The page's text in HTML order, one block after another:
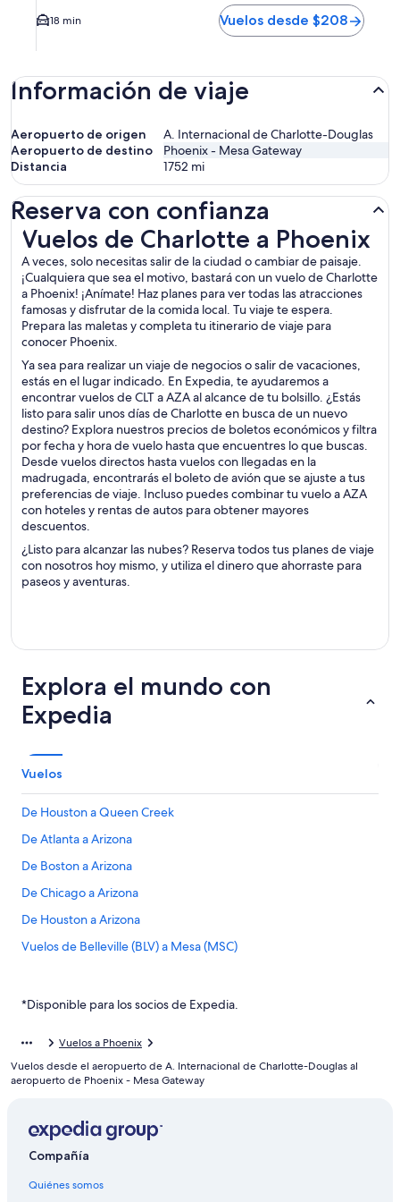
18 min Vuelos desde $208
Información de viaje
Aeropuerto de origen
A. Internacional de Charlotte-Douglas
Aeropuerto de destino
Phoenix - Mesa Gateway
Distancia
1752 mi
Reserva con confianza
Vuelos de Charlotte a Phoenix
A veces, solo necesitas salir de la ciudad o cambiar de paisaje.
¡Cualquiera que sea el motivo, bastará con un vuelo de Charlotte
a Phoenix! ¡Anímate! Haz planes para ver todas las atracciones
famosas y disfrutar de la comida local. Tu viaje te espera.
Prepara las maletas y completa tu itinerario de viaje para
conocer Phoenix.
Ya sea para realizar un viaje de negocios o salir de vacaciones,
estás en el lugar indicado. En Expedia, te ayudaremos a
encontrar vuelos de CLT a AZA al alcance de tu bolsillo. ¿Estás
listo para salir unos días de Charlotte en busca de un nuevo
destino? Explora nuestros precios de boletos económicos y filtra
por fecha y hora de vuelo hasta que encuentres lo que buscas.
Desde vuelos directos hasta vuelos con llegadas en la
madrugada, encontrarás el boleto de avión que se ajuste a tus
preferencias de viaje. Incluso puedes combinar tu vuelo a AZA
con hoteles y rentas de autos para obtener mayores
descuentos.
¿Listo para alcanzar las nubes? Reserva todos tus planes de viaje
con nosotros hoy mismo, y utiliza el dinero que ahorraste para
paseos y aventuras.
Vuelos de Charlotte a Phoenix
Explora el mundo con
Expedia
Vuelos
De Houston a Queen Creek
De Atlanta a Arizona
De Boston a Arizona
De Chicago a Arizona
De Houston a Arizona
Vuelos de Belleville (BLV) a Mesa (MSC)
Vuelos de Colima (CLQ) a Mesa (MSC)
Vuelos de Fargo (FAR) a Mesa (MSC)
Vuelos de Ginebra (GVA) a Mesa (MSC)
Vuelos de Omaha (OMA) a Mesa (MSC)
Vuelos de San Juan (SJU) a Mesa (MSC)
Vuelos de Salt Lake City (SLC) a Mesa (MSC)
*Disponible para los socios de Expedia.
Vuelos a Phoenix
Vuelos desde el aeropuerto de A. Internacional de Charlotte-Douglas al
aeropuerto de Phoenix - Mesa Gateway
Compañía
Quiénes somos